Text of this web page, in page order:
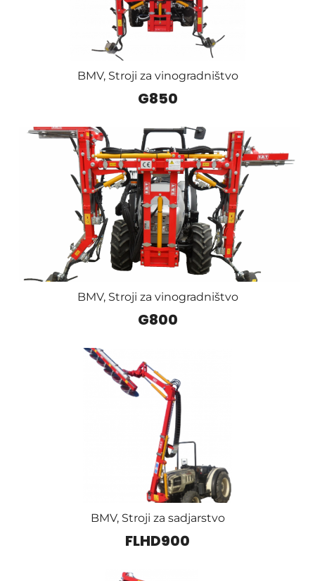
BMV, Stroji za vinogradništvo
G850
BMV, Stroji za vinogradništvo
G800
BMV, Stroji za sadjarstvo
FLHD900